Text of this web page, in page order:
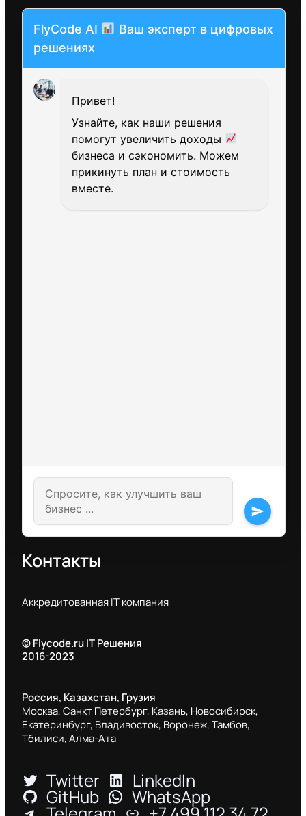
FlyCode AI
Ваш эксперт в цифровых
решениях
Привет!
Узнайте, как наши решения
помогут увеличить доходы
бизнеса и сэкономить. Можем
прикинуть план и стоимость
вместе.
send
Контакты
Аккредитованная IT компания
© Flycode.ru IT Решения
2016-2023
Россия, Казахстан, Грузия
Москва, Санкт Петербург, Казань, Новосибирск,
Екатеринбург, Владивосток, Воронеж, Тамбов,
Тбилиси, Алма-Ата
Twitter LinkedIn
GitHub WhatsApp